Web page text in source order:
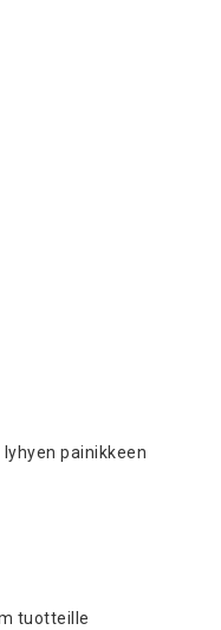
painikkeen
tuotteille